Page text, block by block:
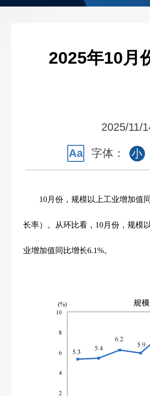
2025年10月
2025/11/
Aa 字体： 小
10月份，规模以上工业增加值
长率）。从环比看， 10月份，规模
业增加值同比增长6.1%。